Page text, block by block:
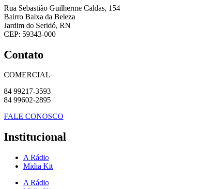
Rua Sebastião Guilherme Caldas, 154
Bairro Baixa da Beleza
Jardim do Seridó, RN
CEP: 59343-000
Contato
COMERCIAL
84 99217-3593
84 99602-2895
FALE CONOSCO
Institucional
A Rádio
Midia Kit
A Rádio